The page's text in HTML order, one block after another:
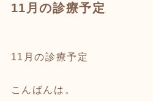
11月の診療予定
11月の診療予定
こんばんは。